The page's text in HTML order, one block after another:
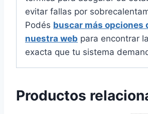
evitar fallas por
Podés buscar más opciones
nuestra web para encontrar
exacta que tu sistema
Productos